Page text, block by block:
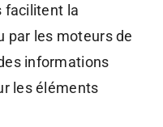
facilitent la
par les moteurs de
informations
les éléments